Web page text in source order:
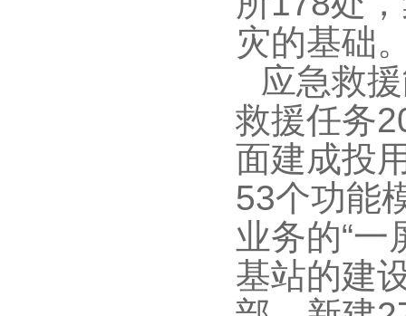
灾的基础
应急救
救援任务
面建成投
53个功能
业务的“
基站的建